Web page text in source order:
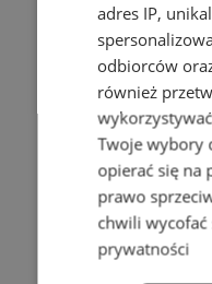
adres IP,
odbiorców
również
Twoje wybory
opierać się na
prawo
chwili wycofać
prywatności